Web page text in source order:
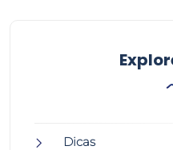
Dicas